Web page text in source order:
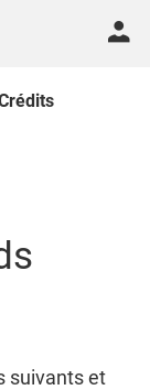
suivants et